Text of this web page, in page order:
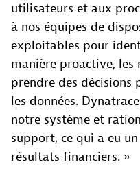
utilisateurs et aux
à nos équipes de
exploitables pour
manière proactive,
prendre des décisions
les données.
notre système et
support, ce qui a eu
résultats financiers. »